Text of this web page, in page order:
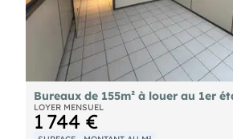
Bureaux de 155m² à louer au 1er
LOYER MENSUEL
1 744 €